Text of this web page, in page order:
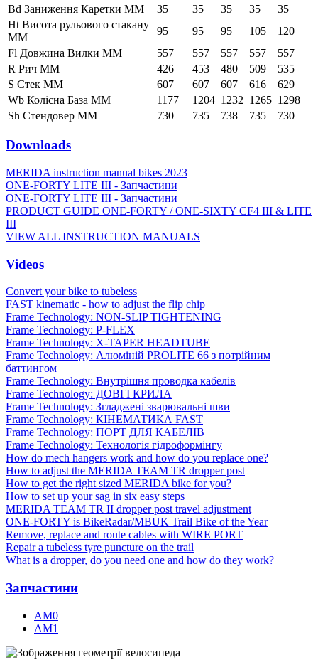
Bd Заниження Каретки ММ
35 35 35 35
35
Ht Висота рульового стакану
ММ
95 95 95 105
120
Fl Довжина Вилки ММ
557 557 557 557
557
R Рич ММ
426 453 480 509
535
S Стек ММ
607 607 607 616
629
Wb Колісна База ММ
1177 1204 1232 1265 1298
Sh Стендовер ММ
730 735 738 735 730
Downloads
MERIDA instruction manual bikes 2023
ONE-FORTY LITE III - Запчастини
ONE-FORTY LITE III - Запчастини
PRODUCT GUIDE ONE-FORTY / ONE-SIXTY CF4 III & LITE
III
VIEW ALL INSTRUCTION MANUALS
Videos
Convert your bike to tubeless
FAST kinematic - how to adjust the flip chip
Frame Technology: NON-SLIP TIGHTENING
Frame Technology: P-FLEX
Frame Technology: X-TAPER HEADTUBE
Frame Technology: Алюміній PROLITE 66 з потрійним
баттингом
Frame Technology: Внутрішня проводка кабелів
Frame Technology: ДОВГІ КРИЛА
Frame Technology: Згладжені зварювальні шви
Frame Technology: КІНЕМАТИКА FAST
Frame Technology: ПОРТ ДЛЯ КАБЕЛІВ
Frame Technology: Технологія гідроформінгу
How do mech hangers work and how do you replace one?
How to adjust the MERIDA TEAM TR dropper post
How to get the right sized MERIDA bike for you?
How to set up your sag in six easy steps
MERIDA TEAM TR II dropper post travel adjustment
ONE-FORTY is BikeRadar/MBUK Trail Bike of the Year
Remove, replace and route cables with WIRE PORT
Repair a tubeless tyre puncture on the trail
What is a dropper, do you need one and how do they work?
Запчастини
AM0
AM1